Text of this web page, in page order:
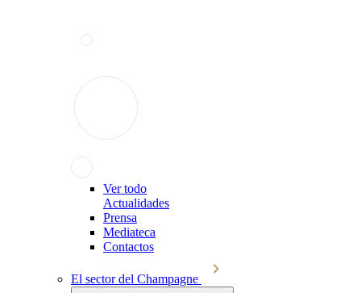
Ver todo
Actualidades
Prensa
Mediateca
Contactos
El sector del Champagne